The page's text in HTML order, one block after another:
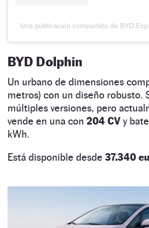
Una publicación compartida de BYD
BYD Dolphin
Un urbano de dimensiones
metros) con un diseño robusto.
múltiples versiones, pero
vende en una con 204 CV y
kWh.
Está disponible desde 37.340